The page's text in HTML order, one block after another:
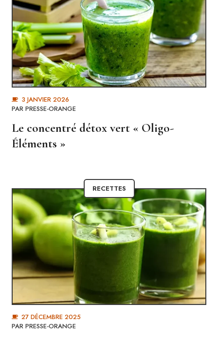
3 JANVIER 2026
PAR PRESSE-ORANGE
Le concentré détox vert « Oligo-
Éléments »
RECETTES
27 DÉCEMBRE 2025
PAR PRESSE-ORANGE